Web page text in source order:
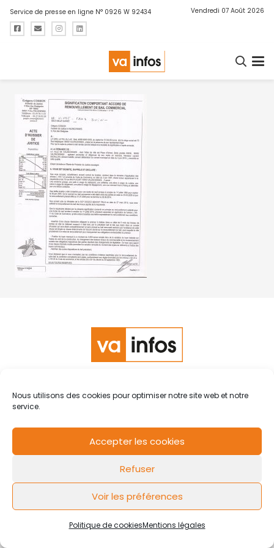
Nous utilisons des cookies pour optimiser notre site web et notre
service.
Accepter les cookies
Refuser
Voir les préférences
Politique de cookiesMentions légales
Service de presse en ligne N° 0926 W 92434 Vendredi 07 Août 2026
Contact
Mentions légales Politique de cookies Design by